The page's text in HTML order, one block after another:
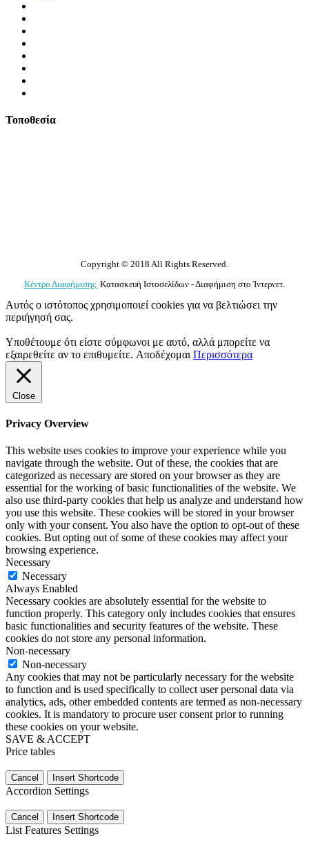
Τοποθεσία
Copyright © 2018 All Rights Reserved.
Κέντρο Διαφήμισης Κατασκευή Ιστοσελίδων - Διαφήμιση στο Ίντερνετ.
Αυτός ο ιστότοπος χρησιμοποιεί cookies για να βελτιώσει την
περιήγησή σας.
Υποθέτουμε ότι είστε σύμφωνοι με αυτό, αλλά μπορείτε να
εξαιρεθείτε αν το επιθυμείτε. Αποδέχομαι Περισσότερα
Close
Privacy Overview
This website uses cookies to improve your experience while you
navigate through the website. Out of these, the cookies that are
categorized as necessary are stored on your browser as they are
essential for the working of basic functionalities of the website. We
also use third-party cookies that help us analyze and understand how
you use this website. These cookies will be stored in your browser
only with your consent. You also have the option to opt-out of these
cookies. But opting out of some of these cookies may affect your
browsing experience.
Necessary
Necessary
Always Enabled
Necessary cookies are absolutely essential for the website to
function properly. This category only includes cookies that ensures
basic functionalities and security features of the website. These
cookies do not store any personal information.
Non-necessary
Non-necessary
Any cookies that may not be particularly necessary for the website
to function and is used specifically to collect user personal data via
analytics, ads, other embedded contents are termed as non-necessary
cookies. It is mandatory to procure user consent prior to running
these cookies on your website.
SAVE & ACCEPT
Price tables
Cancel Insert Shortcode
Accordion Settings
Cancel Insert Shortcode
List Features Settings